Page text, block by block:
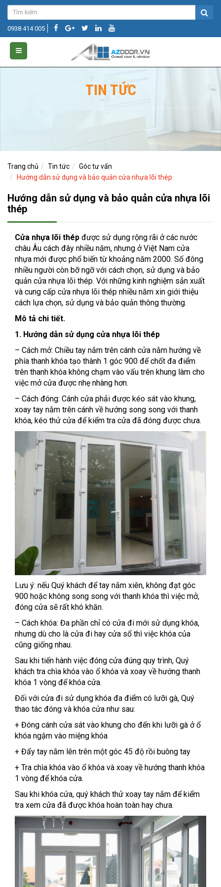
0938 414 005
TIN TỨC
Trang chủ Tin tức
Góc tư vấn
Hướng dẫn sử dụng và bảo quản cửa nhựa lõi thép
Hướng dẫn sử dụng và bảo quản cửa nhựa lõi
thép
Cửa nhựa lõi thép được sử dụng rộng rãi ở các nước
châu Âu cách đây nhiều năm, nhưng ở Việt Nam cửa
nhựa mới được phổ biến từ khoảng năm 2000. Số đông
nhiều người còn bỡ ngỡ với cách chọn, sử dụng và bảo
quản cửa nhựa lõi thép. Với những kinh nghiệm sản xuất
và cung cấp cửa nhựa lõi thép nhiều năm xin giới thiệu
cách lựa chọn, sử dụng và bảo quản thông thường.
Mô tả chi tiết.
1. Hướng dẫn sử dụng cửa nhựa lõi thép
– Cách mở: Chiều tay nắm trên cánh cửa nằm hướng về
phía thanh khóa tạo thành 1 góc 900 để chốt đa điểm
trên thanh khóa không chạm vào vấu trên khung làm cho
việc mở cửa được nhẹ nhàng hơn.
– Cách đóng: Cánh cửa phải được kéo sát vào khung,
xoay tay nắm trên cánh về hướng song song với thanh
khóa, kéo thử cửa để kiểm tra cửa đã đóng được chưa.
Lưu ý: nếu Quý khách để tay nắm xiên, không đạt góc
900 hoặc không song song với thanh khóa thì việc mở,
đóng cửa sẽ rất khó khăn.
– Cách khóa: Đa phần chỉ có cửa đi mới sử dụng khóa,
nhưng dù cho là cửa đi hay cửa sổ thì việc khóa của
cũng giống nhau.
Sau khi tiến hành việc đóng cửa đúng quy trình, Quý
khách tra chìa khóa vào ổ khóa và xoay về hướng thanh
khóa 1 vòng để khóa cửa.
Đối với cửa đi sử dụng khóa đa điểm có lưỡi gà, Quý
thao tác đóng và khóa cửa như sau:
+ Đóng cánh cửa sát vào khung cho đến khi lưỡi gà ở ổ
khóa ngậm vào miệng khóa
+ Đẩy tay nắm lên trên một góc 45 độ rồi buông tay
+ Tra chìa khóa vào ổ khóa và xoay về hướng thanh khóa
1 vòng để khóa cửa.
Sau khi khóa cửa, quý khách thử xoay tay nắm để kiểm
tra xem cửa đã được khóa hoàn toàn hay chưa.